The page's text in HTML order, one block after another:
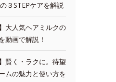
３STEPケアを解説
大人気ヘアミルクの
動画で解説！
賢く・ラクに。待望
ムの魅力と使い方を